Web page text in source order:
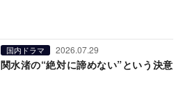
国内ドラマ 2026.07.29
関水渚の“絶対に諦めない”という決意